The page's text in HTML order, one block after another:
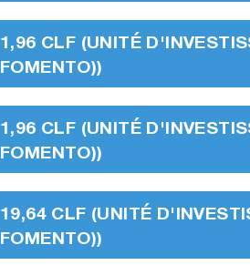
1,96 CLF (UNITÉ
FOMENTO))
1,96 CLF (UNITÉ
FOMENTO))
19,64 CLF (UNITÉ
FOMENTO))